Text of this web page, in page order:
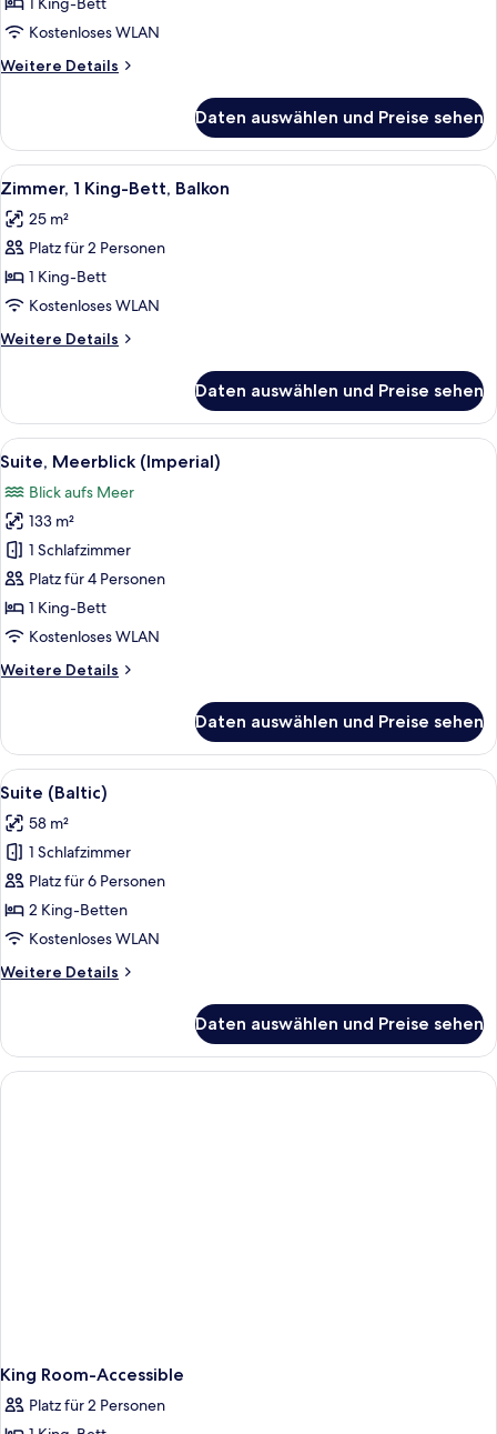
1 King-
Bett,
Balkon
Kostenloses WLAN
Weitere Details
Weitere
Zimmer,
1 King-
Bett,
Daten auswählen und Preise sehen
Alle
Fotos
für
Zimmer,
1 King-
Bett,
Balkon
anzeigen
Ein Hotelzimmer mit einem großen
10
Zimmer, 1 King-Bett, Balkon
25 m²
Platz für 2 Personen
1 King-Bett
Kostenloses WLAN
Weitere Details
Weitere
1 King-
Bett,
Balkon
Daten auswählen und Preise sehen
Alle
Fotos
für
Suite,
Meerblick
(Imperial)
anzeigen
Ein modernes Wohnzimmer mit
7
Suite, Meerblick (Imperial)
Blick aufs Meer
133 m²
1 Schlafzimmer
Platz für 4 Personen
1 King-Bett
Kostenloses WLAN
Weitere Details
Weitere
Meerblick
(Imperial)
Daten auswählen und Preise sehen
Alle
Fotos
für
Suite
(Baltic)
anzeigen
Ein Hotelzimmer mit einem großen
11
Suite (Baltic)
58 m²
1 Schlafzimmer
Platz für 6 Personen
2 King-Betten
Kostenloses WLAN
Weitere Details
Weitere
(Baltic)
Daten auswählen und Preise sehen
King Room-Accessible
Platz für 2 Personen